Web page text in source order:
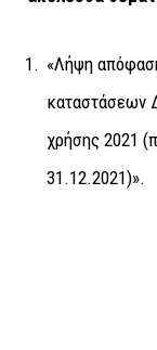
«Λήψη
καταστάσεων
χρήσης 2021
31.12.2021)».